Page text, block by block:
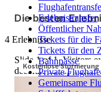
Erlebnistransfer
Öffentlicher
Tickets für die
Tickets für den
Bahnpässe
Private
Gemeinsame
Die besten
4 Erlebnisse
Kostenlose Stornierung
Slide 1 of 1, Visitors
decorate stroopwafels